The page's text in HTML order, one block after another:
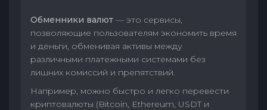
Обменники валют — это сервисы,
позволяющие пользователям экономить время
и деньги, обменивая активы между
различными платежными системами без
лишних комиссий и препятствий.
Например, можно быстро и легко перевести
криптовалюты (Bitcoin, Ethereum, USDT и